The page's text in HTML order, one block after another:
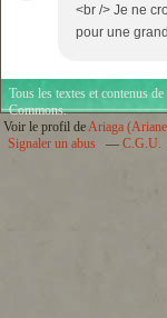
<br /> Je ne
pour une
Tous les textes et contenus
Commons.
Voir le profil deAriaga
Signaler un abus
C.G.U.